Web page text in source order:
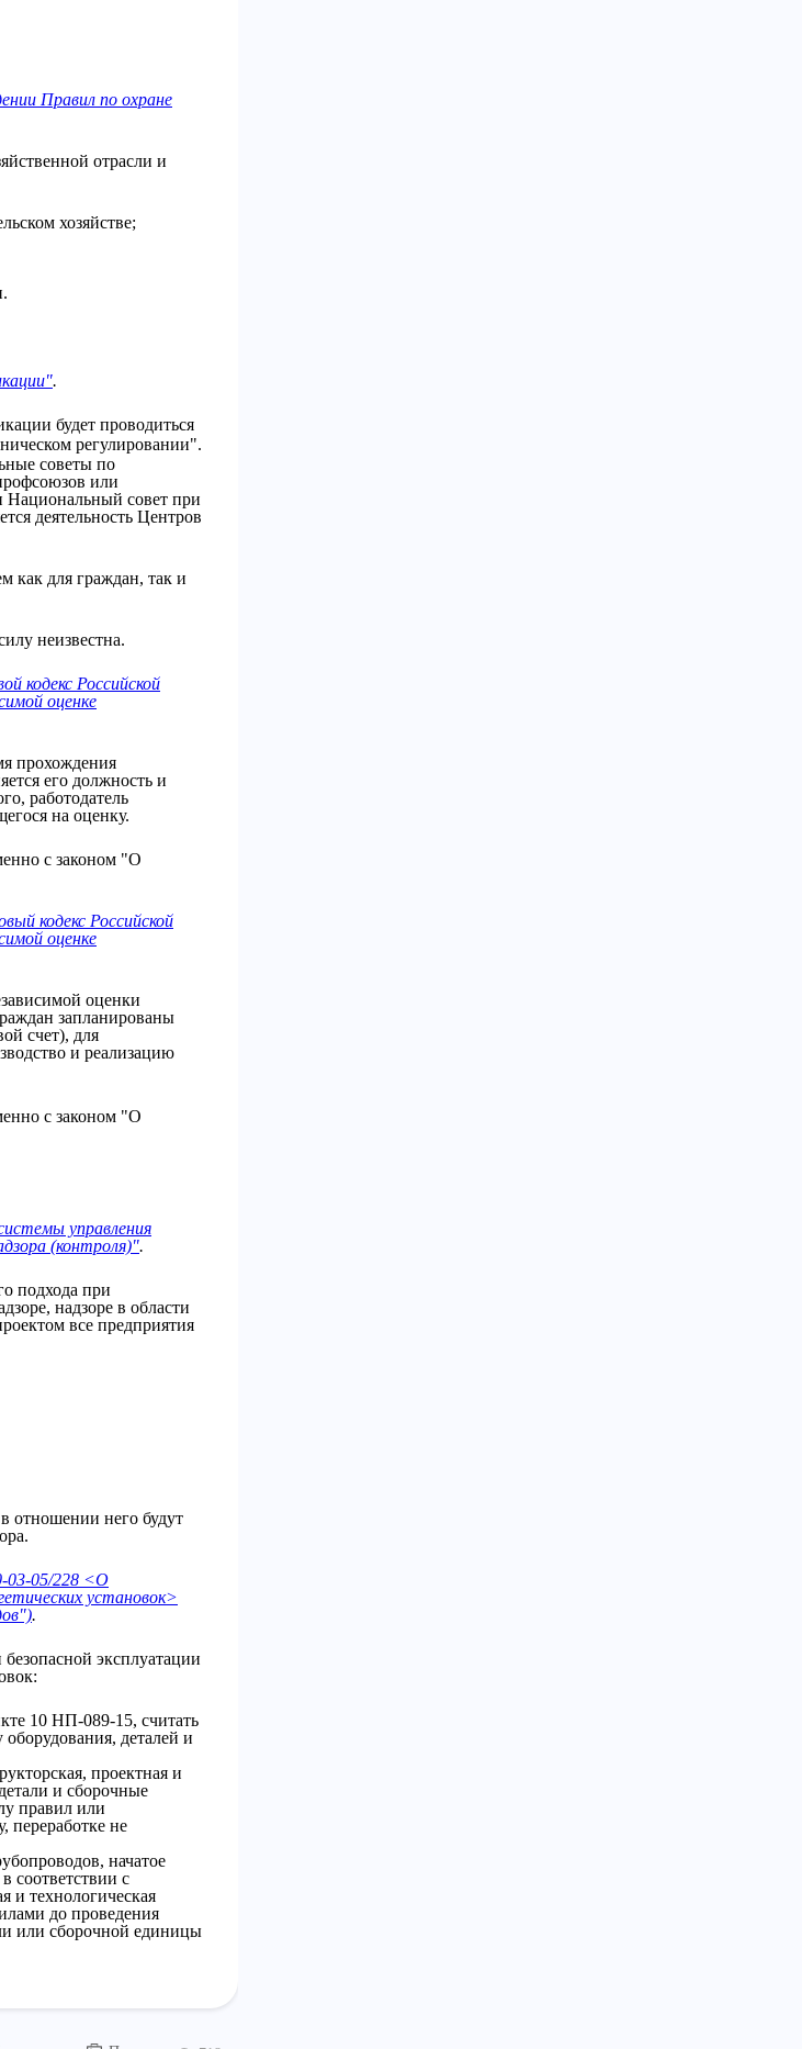
Правил по охране
отрасли и
хозяйстве;
.
будет проводиться
регулировании".
советы по
или
Национальный совет при
деятельность Центров
как для граждан, так и
неизвестна.
кодекс Российской
оценке
прохождения
его должность и
работодатель
на оценку.
с законом "О
кодекс Российской
оценке
оценки
запланированы
счет), для
и реализацию
с законом "О
управления
(контроля)".
подхода при
надзоре в области
все предприятия
отношении него будут
03-05/228 <О
установок>
.
эксплуатации
10 НП-089-15, считать
оборудования, деталей и
проектная и
и сборочные
правил или
переработке не
начатое
соответствии с
и технологическая
до проведения
или сборочной единицы